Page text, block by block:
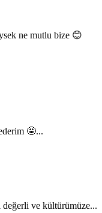
ne mutlu bize 😊
🤩...
değerli ve kültürümüze...